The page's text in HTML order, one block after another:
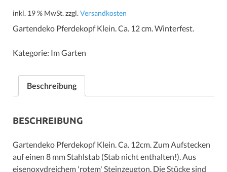
inkl. 19 % MwSt. zzgl. Versandkosten
Gartendeko Pferdekopf Klein. Ca. 12 cm. Winterfest.
Kategorie: Im Garten
Beschreibung
BESCHREIBUNG
Gartendeko Pferdekopf Klein. Ca. 12cm. Zum Aufstecken
auf einen 8 mm Stahlstab (Stab nicht enthalten!). Aus
eisenoxydreichem 'rotem' Steinzeugton. Die Stücke sind